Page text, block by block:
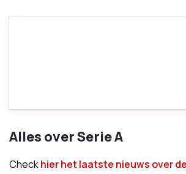
Alles over Serie A
Checkhier het laatste nieuws over